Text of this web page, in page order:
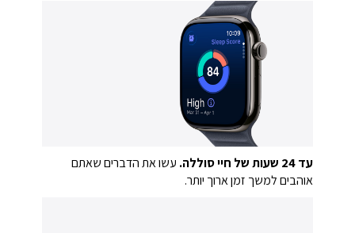
עד 24 שעות של חיי סוללה.
עשו את הדברים שאתם
אוהבים למשך זמן ארוך יותר.